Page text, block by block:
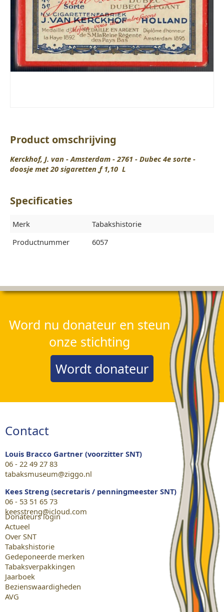
Product omschrijving
Kerckhof, J. van - Amsterdam - 2761 - Dubec 4e sorte -
doosje met 20 sigaretten ƒ 1,10 L
Specificaties
Merk
Tabakshistorie
Productnummer
6057
Word nu donateur en steun
onze stichting
Wordt donateur
Contact
Louis Bracco Gartner (voorzitter SNT)
06 - 22 49 27 83
tabaksmuseum@ziggo.nl
Kees Streng (secretaris / penningmeester SNT)
06 - 53 51 65 73
keesstreng@icloud.com
Donateurs login
Actueel
Over SNT
Tabakshistorie
Gedeponeerde merken
Tabaksverpakkingen
Jaarboek
Bezienswaardigheden
AVG